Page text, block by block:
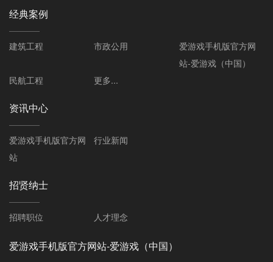
经典案例
建筑工程 市政公用
爱游戏手机版官方网
站-爱游戏（中国）
民航工程
更多...
资讯中心
爱游戏手机版官方网
站
行业新闻
招贤纳士
招聘职位 人才理念
爱游戏手机版官方网站-爱游戏（中国）